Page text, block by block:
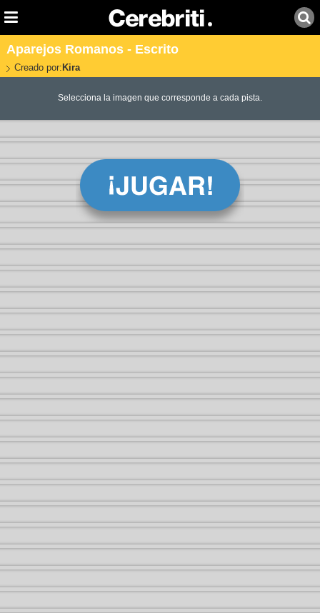
Aparejos Romanos - Escrito
Creado por: Kira
Selecciona la imagen que corresponde a cada pista.